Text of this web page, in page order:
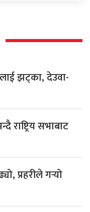
झट्का, देउवा-
राष्ट्रिय सभाबाट
प्रहरीले गर्‍यो